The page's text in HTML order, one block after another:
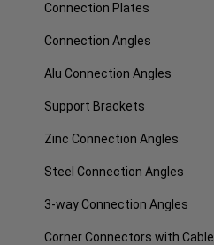
Connection Plates
Connection Angles
Alu Connection Angles
Support Brackets
Zinc Connection Angles
Steel Connection Angles
3-way Connection Angles
Corner Connectors with Cable